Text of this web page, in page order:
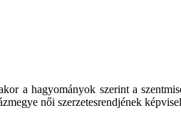
a hagyományok szerint a
női szerzetesrendjének